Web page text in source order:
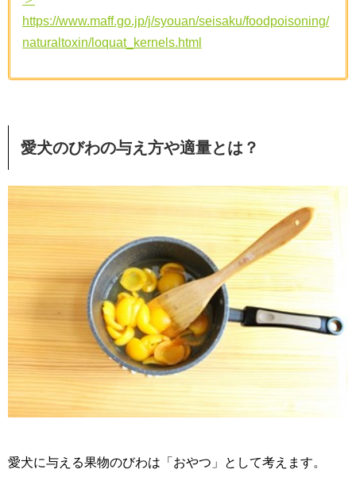
https://www.maff.go.jp/j/syouan/seisaku/foodpoisoning/
naturaltoxin/loquat_kernels.html
愛犬のびわの与え方や適量とは？
愛犬に与える果物のびわは「おやつ」として考えます。